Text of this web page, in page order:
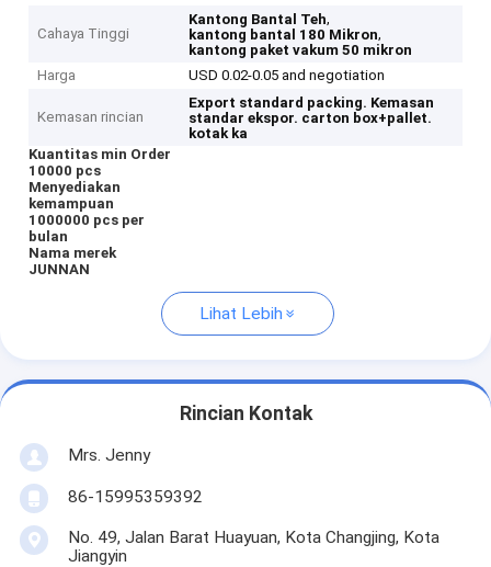
Cahaya Tinggi
Kantong Bantal Teh,
kantong bantal 180 Mikron,
kantong paket vakum 50 mikron
Harga
USD 0.02-0.05 and negotiation
Kemasan rincian
Export standard packing. Kemasan
standar ekspor. carton box+pallet.
kotak ka
Kuantitas min Order
10000 pcs
Menyediakan
kemampuan
1000000 pcs per
bulan
Nama merek
JUNNAN
Lihat Lebih
Rincian Kontak
Mrs. Jenny
86-15995359392
No. 49, Jalan Barat Huayuan, Kota Changjing, Kota
Jiangyin